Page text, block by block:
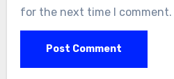
for the next time I comment.